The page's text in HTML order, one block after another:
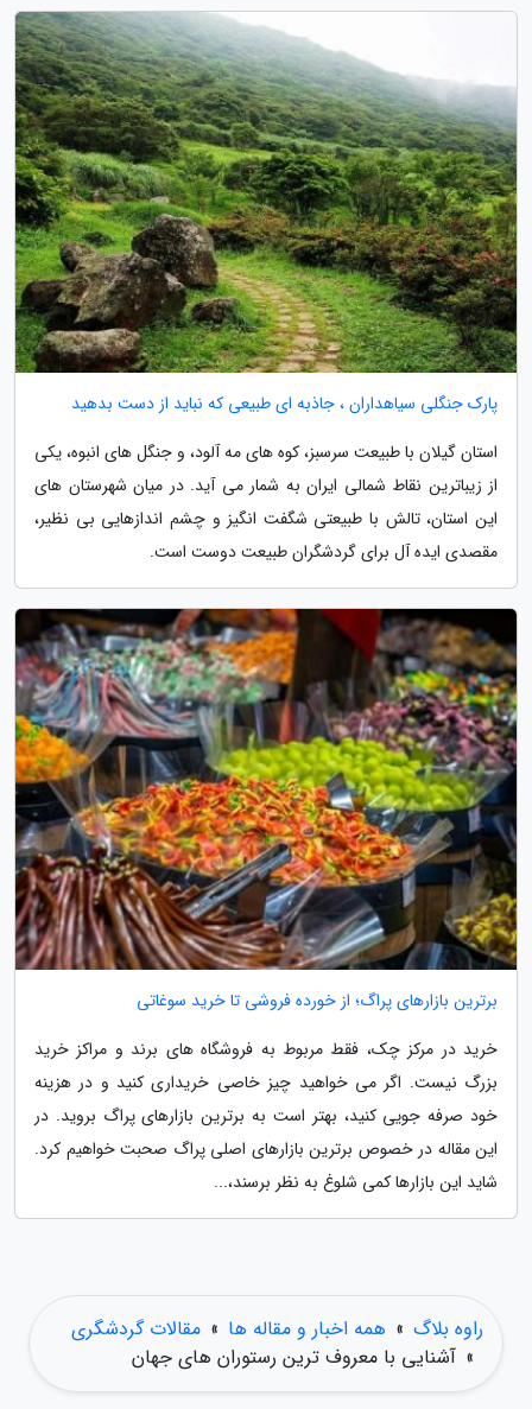
پارک جنگلی سیاهداران ، جاذبه ای طبیعی که نباید از دست بدهید
استان گیلان با طبیعت سرسبز، کوه های مه آلود، و جنگل های انبوه، یکی
از زیباترین نقاط شمالی ایران به شمار می آید. در میان شهرستان های
این استان، تالش با طبیعتی شگفت انگیز و چشم اندازهایی بی نظیر،
مقصدی ایده آل برای گردشگران طبیعت دوست است.
برترین بازارهای پراگ؛ از خورده فروشی تا خرید سوغاتی
خرید در مرکز چک، فقط مربوط به فروشگاه های برند و مراکز خرید
بزرگ نیست. اگر می خواهید چیز خاصی خریداری کنید و در هزینه
خود صرفه جویی کنید، بهتر است به برترین بازارهای پراگ بروید. در
این مقاله در خصوص برترین بازارهای اصلی پراگ صحبت خواهیم کرد.
شاید این بازارها کمی شلوغ به نظر برسند،...
راوه بلاگ » همه اخبار و مقاله ها » مقالات گردشگری
» آشنایی با معروف ترین رستوران های جهان